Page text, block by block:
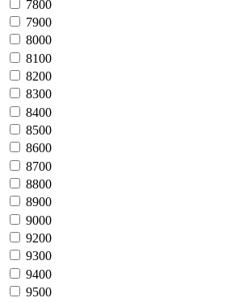
7800
7900
8000
8100
8200
8300
8400
8500
8600
8700
8800
8900
9000
9200
9300
9400
9500